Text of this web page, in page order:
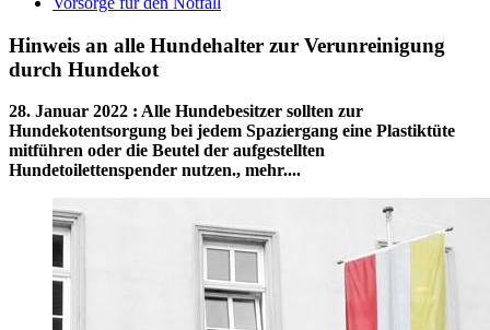
Hinweis an alle Hundehalter zur Verunreinigung
durch Hundekot
28. Januar 2022 : Alle Hundebesitzer sollten zur
Hundekotentsorgung bei jedem Spaziergang eine Plastiktüte
mitführen oder die Beutel der aufgestellten
Hundetoilettenspender nutzen., mehr....